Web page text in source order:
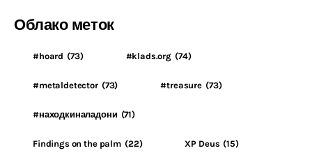
Облако меток
#hoard (73) #klads.org (74)
#metaldetector (73) #treasure (73)
#находкиналадони (71)
Findings on the palm (22) XP Deus (15)